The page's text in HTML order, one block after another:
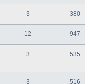
3 380
12 947
3 535
3 516